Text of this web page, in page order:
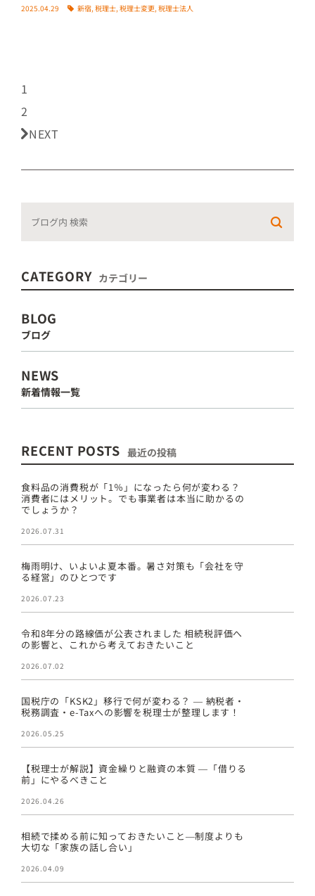
2025.04.29 新宿,税理士,税理士変更,税理士法人
1
2
NEXT
CATEGORY カテゴリー
BLOG
ブログ
NEWS
新着情報一覧
RECENT POSTS 最近の投稿
食料品の消費税が「1％」になったら何が変わる？
消費者にはメリット。でも事業者は本当に助かるの
でしょうか？
2026.07.31
梅雨明け、いよいよ夏本番。暑さ対策も「会社を守
る経営」のひとつです
2026.07.23
令和8年分の路線価が公表されました 相続税評価へ
の影響と、これから考えておきたいこと
2026.07.02
国税庁の「KSK2」移行で何が変わる？ ― 納税者・
税務調査・e-Taxへの影響を税理士が整理します！
2026.05.25
【税理士が解説】資金繰りと融資の本質 ―「借りる
前」にやるべきこと
2026.04.26
相続で揉める前に知っておきたいこと―制度よりも
大切な「家族の話し合い」
2026.04.09